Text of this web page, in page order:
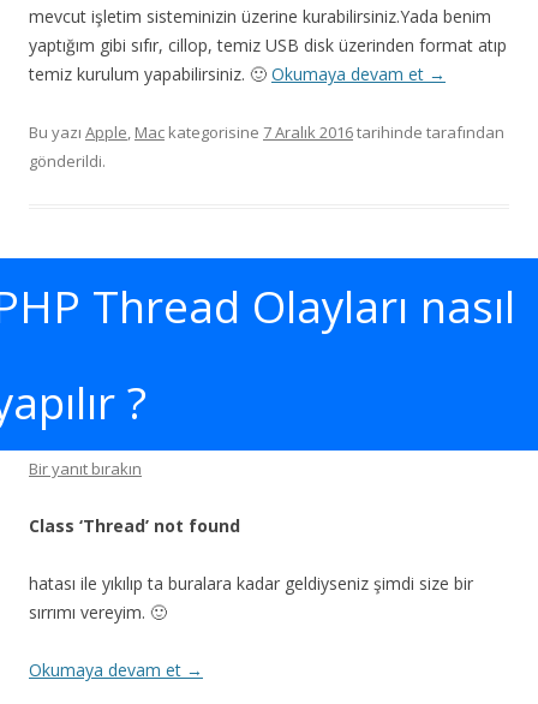
mevcut işletim sisteminizin üzerine kurabilirsiniz.Yada benim
yaptığım gibi sıfır, cillop, temiz USB disk üzerinden format atıp
temiz kurulum yapabilirsiniz. 🙂 Okumaya devam et →
Bu yazı Apple, Mac kategorisine 7 Aralık 2016tarihinde tarafından
gönderildi.
Thread Olayları nasıl
?
Bir yanıt bırakın
Class ‘Thread’ not found
hatası ile yıkılıp ta buralara kadar geldiyseniz şimdi size bir
sırrımı vereyim. 🙂
Okumaya devam et →